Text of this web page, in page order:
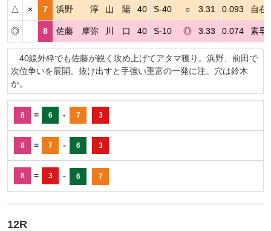
△ × 7 浜野 淳 山 陽 40 S-40 ○ 3.31 0.093 自在
◎ 8 佐藤 摩弥 川 口 40 S-10 ◎ 3.33 0.074 素早
40線外枠でも佐藤が鋭く攻め上げてアタマ獲り。浜野、前田で
次位争いを展開。抜け出すと手強い重富の一発に注。穴は鈴木
か。
8 = 6 - 7 3
8 = 7 - 6 3
8 = 3 - 6 7
12R